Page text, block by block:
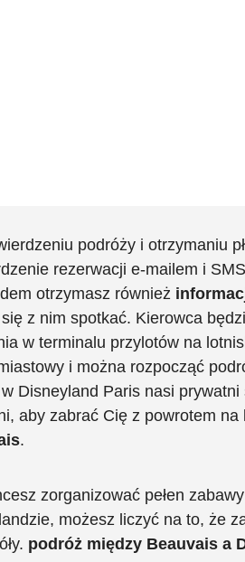
podróży i otrzymaniu
rezerwacji e-mailem i
otrzymasz również
z nim spotkać. Kierowca
w terminalu przylotów na
i można rozpocząć
Disneyland Paris nasi
aby zabrać Cię z powrotem na
.
zorganizować pełen
możesz liczyć na to, że
podróż między Beauvais a